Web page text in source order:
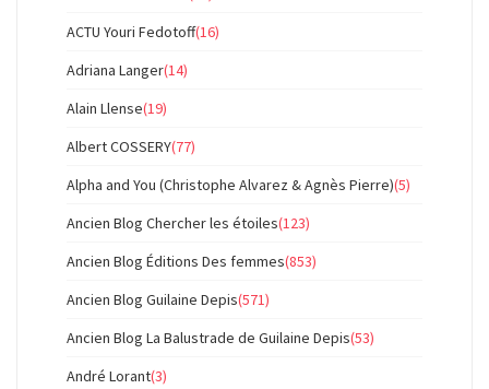
ACTU Youri Fedotoff(16)
Adriana Langer(14)
Alain Llense(19)
Albert COSSERY(77)
Alpha and You (Christophe Alvarez & Agnès Pierre)(5)
Ancien Blog Chercher les étoiles(123)
Ancien Blog Éditions Des femmes(853)
Ancien Blog Guilaine Depis(571)
Ancien Blog La Balustrade de Guilaine Depis(53)
André Lorant(3)